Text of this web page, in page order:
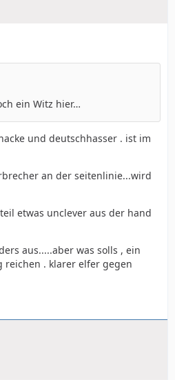
ein Witz hier…
und deutschhasser . ist im
an der seitenlinie...wird
etwas unclever aus der hand
aus.....aber was solls , ein
reichen . klarer elfer gegen